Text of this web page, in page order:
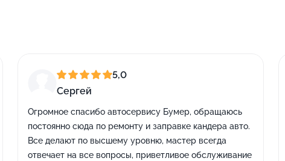
5,0
Сергей
Огромное спасибо автосервису Бумер, обращаюсь
постоянно сюда по ремонту и заправке кандера авто.
Все делают по высшему уровню, мастер всегда
отвечает на все вопросы, приветливое обслуживание